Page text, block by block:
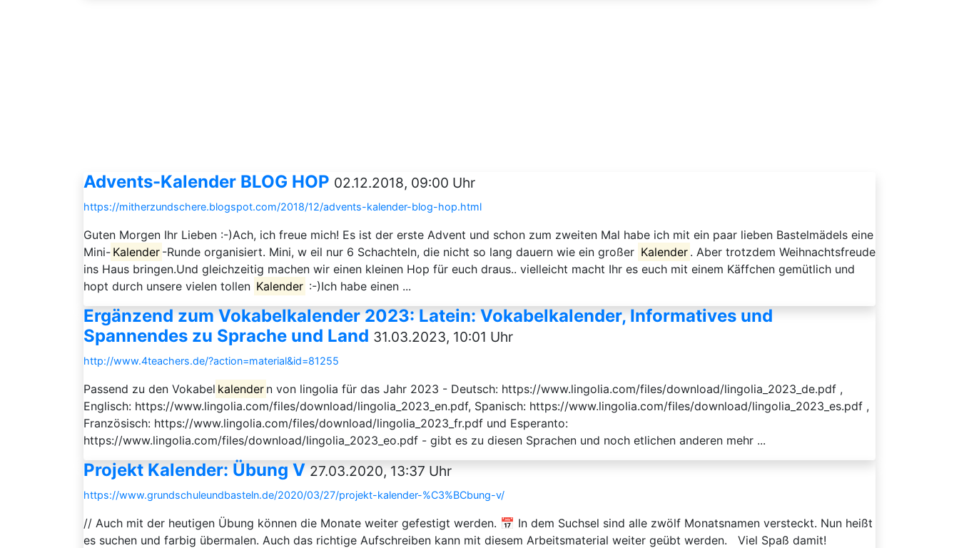
Advents-Kalender BLOG HOP 02.12.2018, 09:00 Uhr
https://mitherzundschere.blogspot.com/2018/12/advents-kalender-blog-hop.html
Guten Morgen Ihr Lieben :-)Ach, ich freue mich! Es ist der erste Advent und schon zum zweiten Mal habe ich mit ein paar lieben Bastelmädels eine
Mini- Kalender -Runde organisiert. Mini, w eil nur 6 Schachteln, die nicht so lang dauern wie ein großer Kalender . Aber trotzdem Weihnachtsfreude
ins Haus bringen.Und gleichzeitig machen wir einen kleinen Hop für euch draus.. vielleicht macht Ihr es euch mit einem Käffchen gemütlich und
hopt durch unsere vielen tollen Kalender :-)Ich habe einen ...
Ergänzend zum Vokabelkalender 2023: Latein: Vokabelkalender, Informatives und
Spannendes zu Sprache und Land 31.03.2023, 10:01 Uhr
http://www.4teachers.de/?action=material&id=81255
Passend zu den Vokabel kalender n von lingolia für das Jahr 2023 - Deutsch: https://www.lingolia.com/files/download/lingolia_2023_de.pdf ,
Englisch: https://www.lingolia.com/files/download/lingolia_2023_en.pdf, Spanisch: https://www.lingolia.com/files/download/lingolia_2023_es.pdf ,
Französisch: https://www.lingolia.com/files/download/lingolia_2023_fr.pdf und Esperanto:
https://www.lingolia.com/files/download/lingolia_2023_eo.pdf - gibt es zu diesen Sprachen und noch etlichen anderen mehr ...
Projekt Kalender: Übung V 27.03.2020, 13:37 Uhr
https://www.grundschuleundbasteln.de/2020/03/27/projekt-kalender-%C3%BCbung-v/
// Auch mit der heutigen Übung können die Monate weiter gefestigt werden. 📅 In dem Suchsel sind alle zwölf Monatsnamen versteckt. Nun heißt
es suchen und farbig übermalen. Auch das richtige Aufschreiben kann mit diesem Arbeitsmaterial weiter geübt werden. Viel Spaß damit!